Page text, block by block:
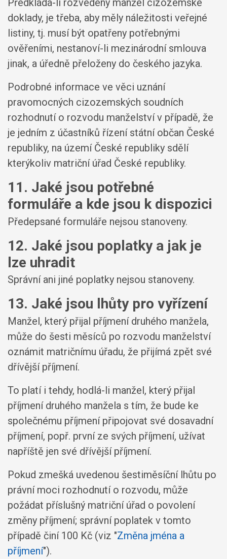
Předkládá-li rozvedený manžel cizozemské
doklady, je třeba, aby měly náležitosti veřejné
listiny, tj. musí být opatřeny potřebnými
ověřeními, nestanoví-li mezinárodní smlouva
jinak, a úředně přeloženy do českého jazyka.
Podrobné informace ve věci uznání
pravomocných cizozemských soudních
rozhodnutí o rozvodu manželství v případě, že
je jedním z účastníků řízení státní občan České
republiky, na území České republiky sdělí
kterýkoliv matriční úřad České republiky.
11. Jaké jsou potřebné
formuláře a kde jsou k dispozici
Předepsané formuláře nejsou stanoveny.
12. Jaké jsou poplatky a jak je
lze uhradit
Správní ani jiné poplatky nejsou stanoveny.
13. Jaké jsou lhůty pro vyřízení
Manžel, který přijal příjmení druhého manžela,
může do šesti měsíců po rozvodu manželství
oznámit matričnímu úřadu, že přijímá zpět své
dřívější příjmení.
To platí i tehdy, hodlá-li manžel, který přijal
příjmení druhého manžela s tím, že bude ke
společnému příjmení připojovat své dosavadní
příjmení, popř. první ze svých příjmení, užívat
napříště jen své dřívější příjmení.
Pokud zmešká uvedenou šestiměsíční lhůtu po
právní moci rozhodnutí o rozvodu, může
požádat příslušný matriční úřad o povolení
změny příjmení; správní poplatek v tomto
případě činí 100 Kč (viz "Změna jména a
příjmení").